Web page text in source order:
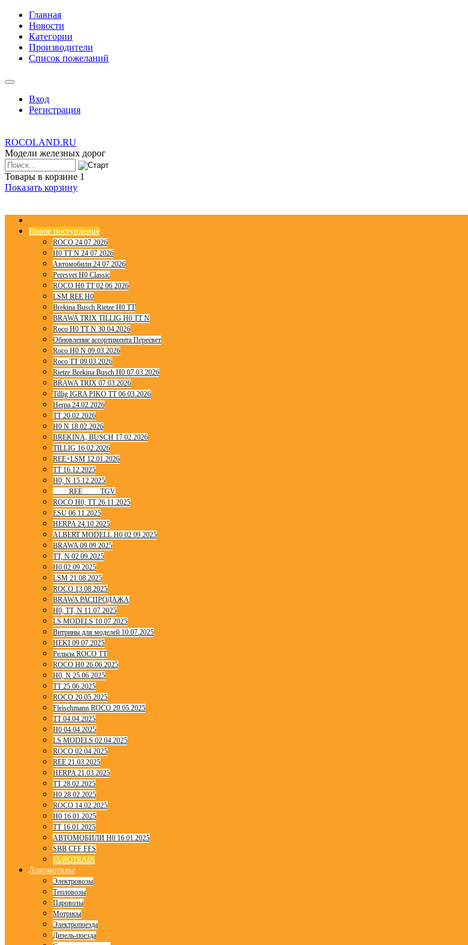
Главная
Новости
Категории
Производители
Список пожеланий
Вход
Регистрация
ROCOLAND.RU
Модели железных дорог
Товары в корзине 1
Показать корзину
Новое поступление
ROCO 24 07 2026
H0 TT N 24 07 2026
Автомобили 24 07 2026
Peresvet H0 Classic
ROCO H0 TT 02 06 2026
LSM REE H0
Brekina Busch Rietze H0 TT
BRAWA TRIX TILLIG H0 TT N
Roco H0 TT N 30.04.2026
Обновление ассортимента Пересвет
Roco H0 N 09.03.2026
Roco TT 09.03.2026
Rietze Brekina Busch H0 07.03.2026
BRAWA TRIX 07.03.2026
Tillig IGRA PIKO TT 06.03.2026
Herpa 24.02.2026
TT 20.02.2026
H0 N 18.02.2026
BREKINA, BUSCH 17.02.2026
TILLIG 16.02.2026
REE+LSM 12.01.2026
TT 16.12.2025
H0, N 15.12.2025
____ REE ____ TGV
ROCO H0, TT 26.11.2025
ESU 06.11.2025
HERPA 24.10.2025
ALBERT MODELL H0 02 09 2025
BRAWA 09.09.2025
TT, N 02.09.2025
H0 02.09.2025
LSM 21.08.2025
ROCO 13.08.2025
BRAWA РАСПРОДАЖА
H0, TT, N 11.07.2025
LS MODELS 10.07.2025
Витрины для моделей 10.07.2025
HEKI 09.07.2025
Рельсы ROCO TT
ROCO H0 26.06.2025
H0, N 25.06.2025
TT 25.06.2025
ROCO 20.05.2025
Fleischmann ROCO 20.05.2025
TT 04.04.2025
H0 04.04.2025
LS MODELS 02.04.2025
ROCO 02.04.2025
REE 21.03.2025
HERPA 21.03.2025
TT 28.02.2025
H0 28.02.2025
ROCO 14.02.2025
H0 16.01.2025
TT 16.01.2025
АВТОМОБИЛИ H0 16.01.2025
SBB CFF FFS
EUROTRAIN
Локомотивы
Электровозы
Тепловозы
Паровозы
Мотрисы
Электропоезда
Дизель-поезда